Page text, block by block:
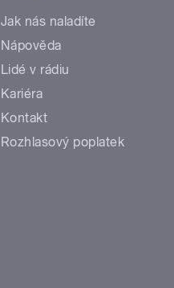
Jak nás naladíte
Nápověda
Lidé v rádiu
Kariéra
Kontakt
Rozhlasový poplatek